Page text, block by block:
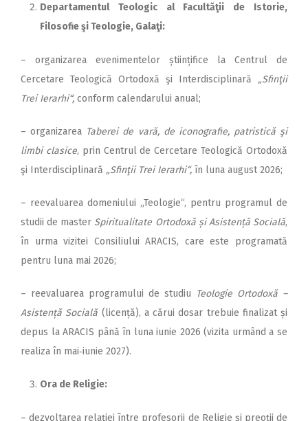
Departamentul Teologic al Facultăţii de Istorie,
Filosofie şi Teologie, Galaţi:
– organizarea evenimentelor științifice la Centrul de
Cercetare Teologică Ortodoxă şi Interdisciplinară „Sfinţii
Trei Ierarhi“, conform calendarului anual;
– organizarea Taberei de vară, de iconografie, patristică şi
limbi clasice, prin Centrul de Cercetare Teologică Ortodoxă
şi Interdisciplinară „Sfinţii Trei Ierarhi“, în luna august 2026;
– reevaluarea domeniului „Teologie“, pentru programul de
studii de master Spiritualitate Ortodoxă și Asistență Socială,
în urma vizitei Consiliului ARACIS, care este programată
pentru luna mai 2026;
– reevaluarea programului de studiu Teologie Ortodoxă –
Asistență Socială(licență), a cărui dosar trebuie finalizat și
depus la ARACIS până în luna iunie 2026 (vizita urmând a se
realiza în mai‑iunie 2027).
Ora de Religie:
– dezvoltarea relației între pro­fesorii de Religie și preoții de